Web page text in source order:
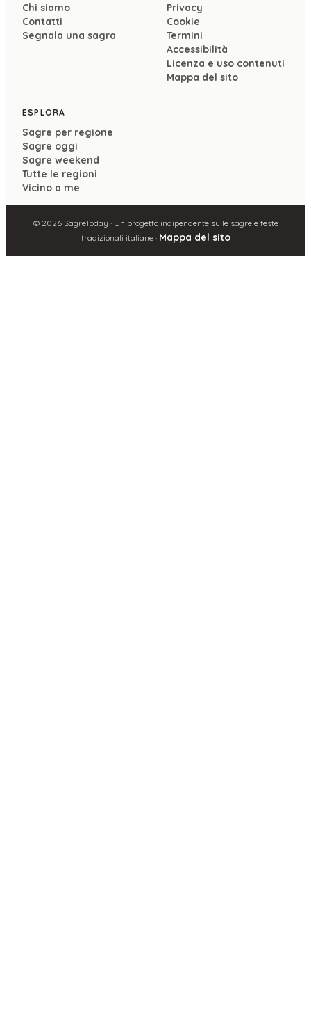
Chi siamo
Contatti
Segnala una sagra
Privacy
Cookie
Termini
Accessibilità
Licenza e uso contenuti
Mappa del sito
ESPLORA
Sagre per regione
Sagre oggi
Sagre weekend
Tutte le regioni
Vicino a me
© 2026SagreToday · Un progetto indipendente sulle sagre e feste
tradizionali italiane · Mappa del sito